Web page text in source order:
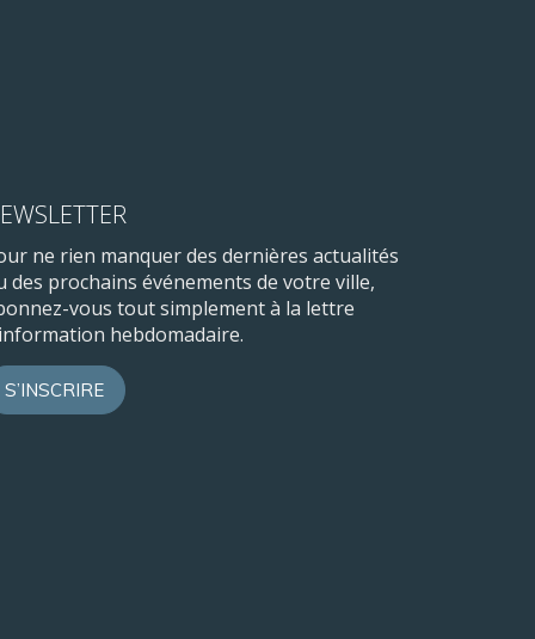
ne rien manquer des dernières actualités
des prochains événements de votre ville,
vous tout simplement à la lettre
hebdomadaire.
S’INSCRIRE